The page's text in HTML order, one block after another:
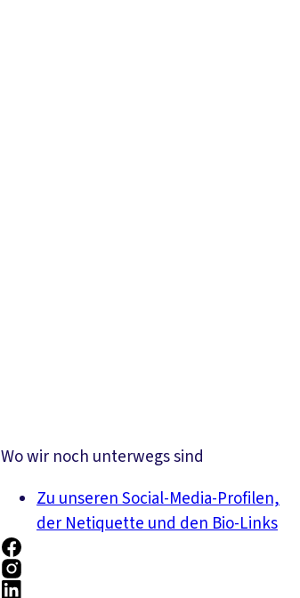
Wo wir noch unterwegs sind
Zu unseren Social-Media-Profilen,
der Netiquette und den Bio-Links